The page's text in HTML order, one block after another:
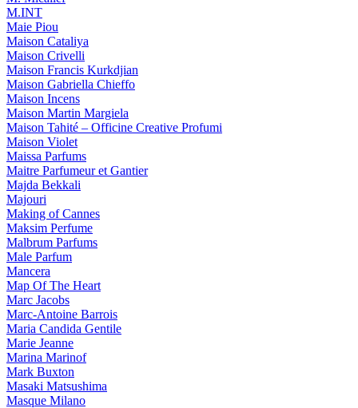
M.INT
Maie Piou
Maison Cataliya
Maison Crivelli
Maison Francis Kurkdjian
Maison Gabriella Chieffo
Maison Incens
Maison Martin Margiela
Maison Tahité – Officine Creative Profumi
Maison Violet
Maissa Parfums
Maitre Parfumeur et Gantier
Majda Bekkali
Majouri
Making of Cannes
Maksim Perfume
Malbrum Parfums
Male Parfum
Mancera
Map Of The Heart
Marc Jacobs
Marc-Antoine Barrois
Maria Candida Gentile
Marie Jeanne
Marina Marinof
Mark Buxton
Masaki Matsushima
Masque Milano